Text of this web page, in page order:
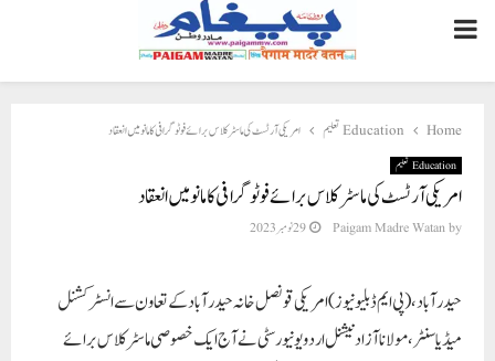
PRIMARY
MENU
Home Education تعلیم امریکی آرٹسٹ کی ماسٹر کلاس برائے فوٹوگرافی کا مانو میں انعقاد
Education تعلیم
امریکی آرٹسٹ کی ماسٹر کلاس برائے فوٹوگرافی کا مانو میں انعقاد
by
Paigam Madre Watan 29 نومبر 2023
حیدرآباد، (پی ایم ڈبلیو نیوز)امریکی قونصل خانہ حیدرآباد کے تعاون سے انسٹرکشنل
میڈیا سنٹر، مولانا آزاد نیشنل اردو یونیورسٹی نے آج ایک خصوصی ماسٹر کلاس برائے